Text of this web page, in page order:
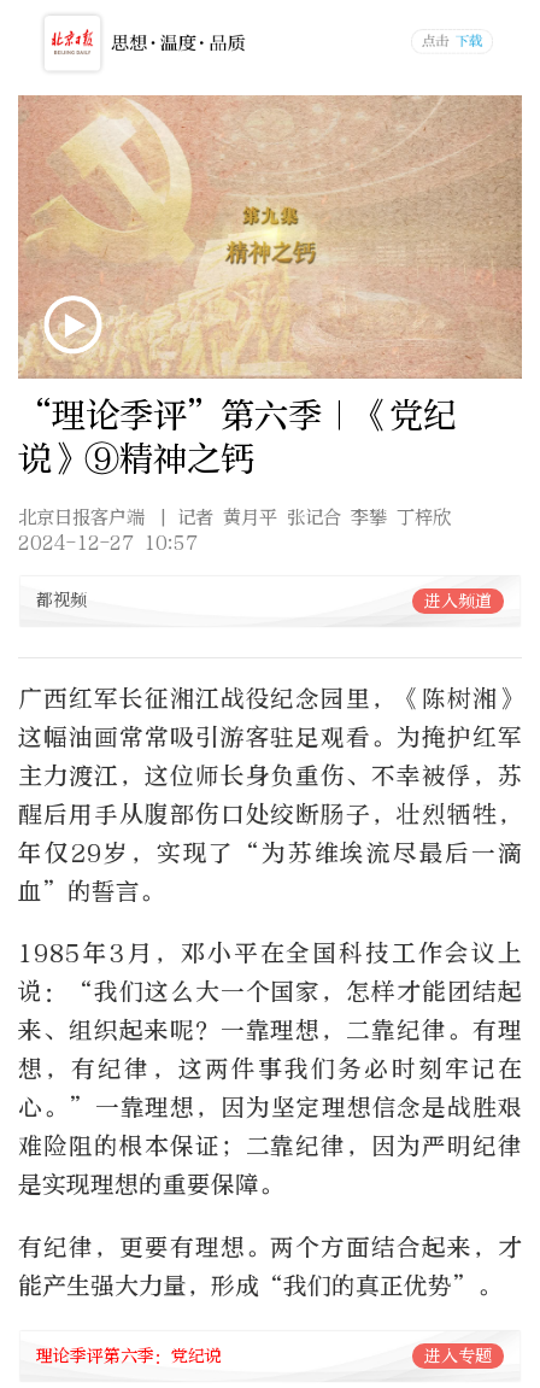
“理论季评”第六季｜《党纪
说》⑨精神之钙
北京日报客户端
| 记者 黄月平 张记合 李攀 丁梓欣
2024-12-27 10:57
都视频 进入频道
广西红军长征湘江战役纪念园里，《陈树湘》
这幅油画常常吸引游客驻足观看。为掩护红军
主力渡江，这位师长身负重伤、不幸被俘，苏
醒后用手从腹部伤口处绞断肠子，壮烈牺牲，
年仅29岁，实现了“为苏维埃流尽最后一滴
血”的誓言。
1985年3月，邓小平在全国科技工作会议上
说：“我们这么大一个国家，怎样才能团结起
来、组织起来呢？一靠理想，二靠纪律。有理
想，有纪律，这两件事我们务必时刻牢记在
心。”一靠理想，因为坚定理想信念是战胜艰
难险阻的根本保证；二靠纪律，因为严明纪律
是实现理想的重要保障。
有纪律，更要有理想。两个方面结合起来，才
能产生强大力量，形成“我们的真正优势”。
理论季评第六季：党纪说 进入专题